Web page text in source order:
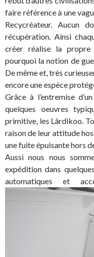
faire référence à une
Recycréateur. Aucun
récupération. Ainsi
créer réalise la
pourquoi la notion de
De même et, très
encore une espèce
Grâce à l’entremise
quelques oeuvres
primitive, les Lârdikoo.
raison de leur attitude
une fuite épuisante hors
Aussi nous nous
expédition dans
automatiques et